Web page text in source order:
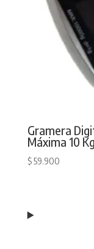
Gramera
Máxima 10 Kg
$59.900